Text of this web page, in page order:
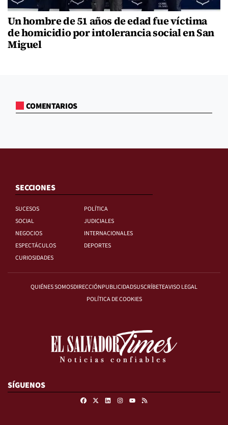
Un hombre de 51 años de edad fue víctima
de homicidio por intolerancia social en San
Miguel
COMENTARIOS
SECCIONES
SUCESOS
POLÍTICA
SOCIAL
JUDICIALES
NEGOCIOS
INTERNACIONALES
ESPECTÁCULOS
DEPORTES
CURIOSIDADES
QUIÉNES SOMOSDIRECCIÓNPUBLICIDADSUSCRÍBETEAVISO LEGAL
POLÍTICA DE COOKIES
SÍGUENOS
FacebookLinkedinInstagram